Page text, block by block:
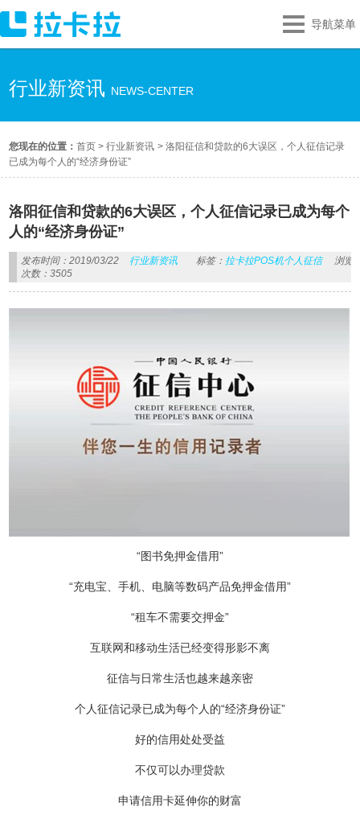
导航菜单
行业新资讯 NEWS-CENTER
您现在的位置：首页 >行业新资讯 >洛阳征信和贷款的6大误区，个人征信记录
已成为每个人的“经济身份证”
洛阳征信和贷款的6大误区，个人征信记录已成为每个
人的“经济身份证”
发布时间：2019/03/22 行业新资讯 标签： 拉卡拉POS机个人征信
浏览
次数：3505
“图书免押金借用”
“充电宝、手机、电脑等数码产品免押金借用”
“租车不需要交押金”
互联网和移动生活已经变得形影不离
征信与日常生活也越来越亲密
个人征信记录已成为每个人的“经济身份证”
好的信用处处受益
不仅可以办理贷款
申请信用卡延伸你的财富